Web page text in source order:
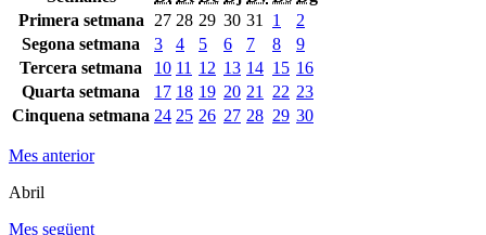
Primera setmana
27 28 29 30 31 1
2
Segona setmana
3 4 5 6 7 8
9
Tercera setmana
10 11 12 13 14 15 16
Quarta setmana
17 18 19 20 21 22 23
Cinquena setmana 24 25 26 27 28 29 30
Mes anterior
Abril
Mes següent